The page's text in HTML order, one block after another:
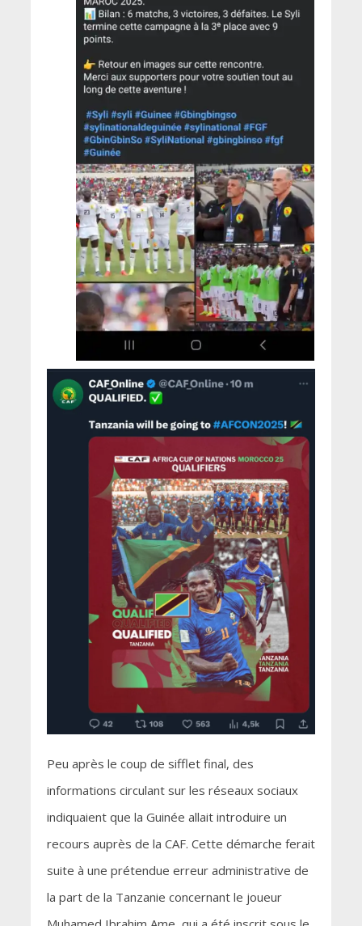
Peu après le coup de sifflet final, des
informations circulant sur les réseaux sociaux
indiquaient que la Guinée allait introduire un
recours auprès de la CAF. Cette démarche ferait
suite à une prétendue erreur administrative de
la part de la Tanzanie concernant le joueur